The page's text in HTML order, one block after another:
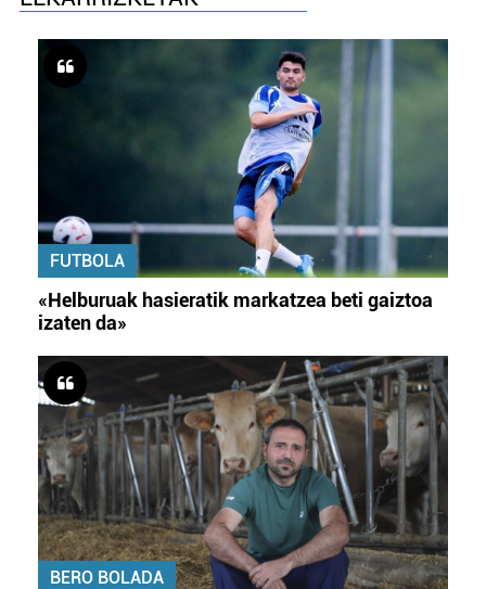
FUTBOLA
«Helburuak hasieratik markatzea beti gaiztoa
izaten da»
BERO BOLADA